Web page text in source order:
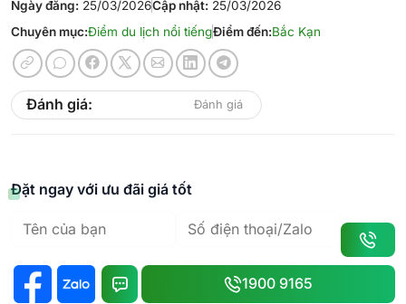
Ngày đăng: 25/03/2026Cập nhật: 25/03/2026
Chuyên mục:Điểm du lịch nổi tiếngĐiểm đến:Bắc Kạn
Đánh giá: Đánh giá
Đặt ngay với ưu đãi giá tốt
1900 9165